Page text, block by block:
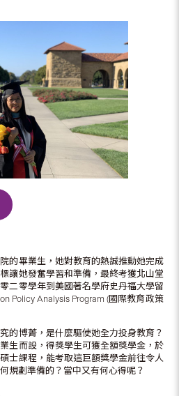
的畢業生，她對教育的熱誠推動她完成
讓她發奮學習和準備，最終考獲北山堂
二零學年到美國著名學府史丹福大學留
Policy Analysis Program (國際教育政策
的博菁，是什麼驅使她全力投身教育？
生而設，得獎學生可獲全額獎學金，於
士課程，能考取這巨額獎學金前往令人
規劃準備的？當中又有何心得呢？